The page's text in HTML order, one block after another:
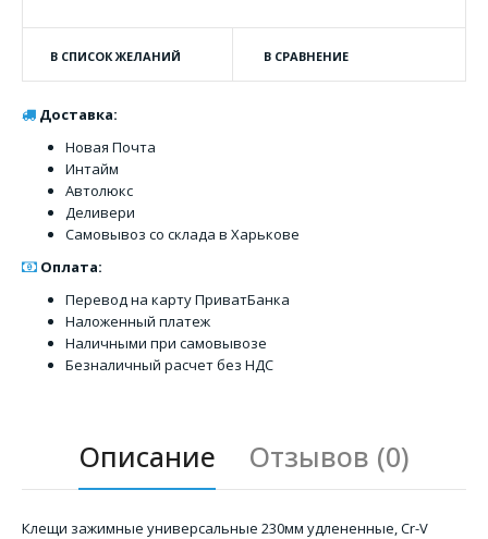
В СПИСОК ЖЕЛАНИЙ В СРАВНЕНИЕ
Доставка:
Новая Почта
Интайм
Автолюкс
Деливери
Самовывоз со склада в Харькове
Оплата:
Перевод на карту ПриватБанка
Наложенный платеж
Наличными при самовывозе
Безналичный расчет без НДС
Описание Отзывов (0)
Клещи зажимные универсальные 230мм удлененные, Cr-V